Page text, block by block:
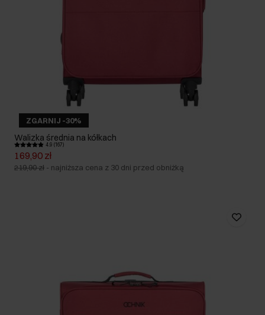
ZGARNIJ -30%
Walizka średnia na kółkach
4.9 (167)
169,90 zł
219,90 zł - najniższa cena z 30 dni przed obniżką